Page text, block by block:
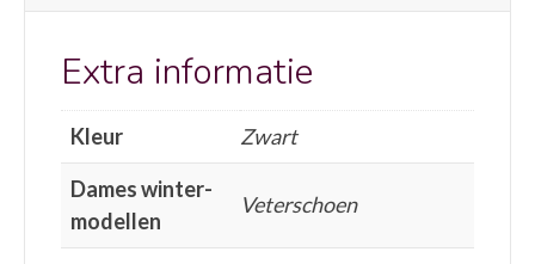
Extra informatie
Kleur
Zwart
Dames winter-
modellen
Veterschoen